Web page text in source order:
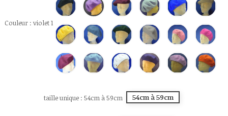
Couleur : violet 1
15
1
64
ciel
2
royal
68
6
moutarde
79
gris
perle
13
vert
sapin
62
sable
77
rose
poudré
78
cerise
14
vin
4
bleu
75
naturel
42
bleu
electrique
67
rose
51
orange
80
taille unique : 54cm à 59cm 54cm à 59cm